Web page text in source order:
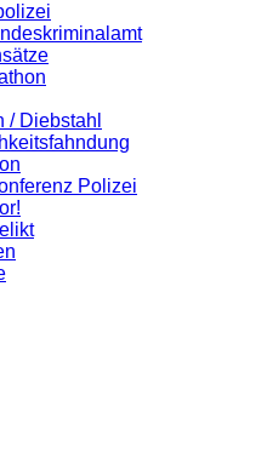
/ Diebstahl
Polizei